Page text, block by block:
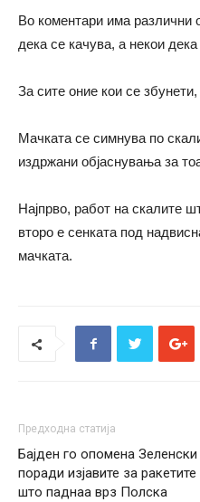
Во коментари има различни
дека се качува, а некои
За сите оние кои се
Мачката се симнува по
издржани објаснувања за
Најпрво, работ на скалите
второ е сенката под
мачката.
Предходна статија
Бајден го опомена Зеленски
поради изјавите за ракетите
што паднаа врз Полска